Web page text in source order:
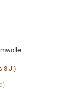
8 J.)